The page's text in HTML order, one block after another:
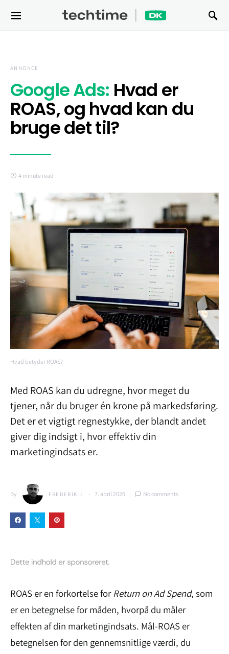
Search for:
ANNONCE
Google Ads: Hvad er
ROAS, og hvad kan du
bruge det til?
4 minute read
Hvad betyder ROAS?
Med ROAS kan du udregne, hvor meget du
tjener, når du bruger én krone på markedsføring.
Det er et vigtigt regnestykke, der blandt andet
giver dig indsigt i, hvor effektiv din
marketingindsats er.
By FREDERIK J. 7. april 2020 No comments
ROAS er en forkortelse forReturn on Ad Spend, som
er en betegnelse for måden, hvorpå du måler
effekten af din marketingindsats. Mål-ROAS er
betegnelsen for den gennemsnitlige værdi, du